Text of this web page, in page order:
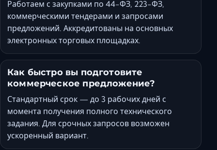
Работаем с закупками по 44-ФЗ, 223-ФЗ,
коммерческими тендерами и запросами
предложений. Аккредитованы на основных
электронных торговых площадках.
Как быстро вы подготовите
коммерческое предложение?
Стандартный срок — до 3 рабочих дней с
момента получения полного технического
задания. Для срочных запросов возможен
ускоренный вариант.